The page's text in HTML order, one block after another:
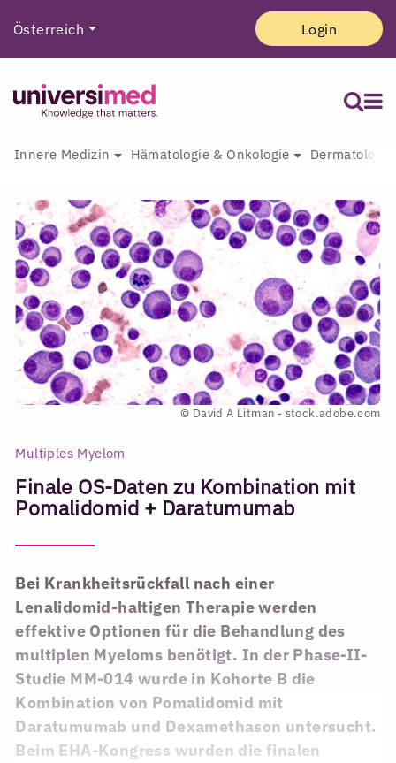
Österreich Login
Innere Medizin Hämatologie & Onkologie
© David A Litman - stock.adobe.com
Multiples Myelom
Finale OS-Daten zu Kombination mit
Pomalidomid + Daratumumab
Bei Krankheitsrückfall nach einer
Lenalidomid-haltigen Therapie werden
effektive Optionen für die Behandlung des
multiplen Myeloms benötigt. In der Phase-II-
Studie MM-014 wurde in Kohorte B die
Kombination von Pomalidomid mit
Daratumumab und Dexamethason untersucht.
Beim EHA-Kongress wurden die finalen